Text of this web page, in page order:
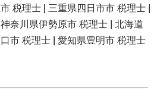
税理士| 三重県四日市市 税理士|
神奈川県伊勢原市 税理士| 北海道
市 税理士| 愛知県豊明市 税理士